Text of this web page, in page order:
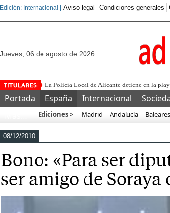
Edición: Internacional | Aviso legal Condiciones generales
jueves, 06 de agosto de 2026
Este
Portada España Internacional
Ediciones > Madrid Andalucía Baleares
08/12/2010
Bono: «Para ser
ser amigo de Soraya